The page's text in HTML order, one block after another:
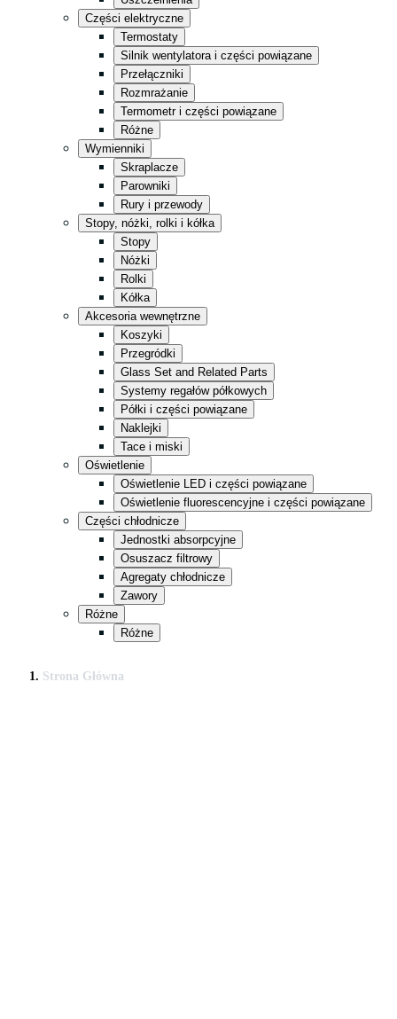
Sklep ogólnospożywczy
Sprzedaż detaliczna
Całość w czerni
Kuchnia
Magazyn
Fast Food
Części elektryczne
Termostaty
Silnik wentylatora i części powiązane
Przełączniki
Rozmrażanie
Termometr i części powiązane
Różne
Wymienniki
Skraplacze
Parowniki
Rury i przewody
Stopy, nóżki, rolki i kółka
Stopy
Nóżki
Rolki
Kółka
Akcesoria wewnętrzne
Koszyki
Przegródki
Glass Set and Related Parts
Systemy regałów półkowych
Półki i części powiązane
Naklejki
Tace i miski
Oświetlenie
Oświetlenie LED i części powiązane
Oświetlenie fluorescencyjne i części powiązane
Części chłodnicze
Jednostki absorpcyjne
Osuszacz filtrowy
Agregaty chłodnicze
Zawory
Różne
Różne
Strona Główna